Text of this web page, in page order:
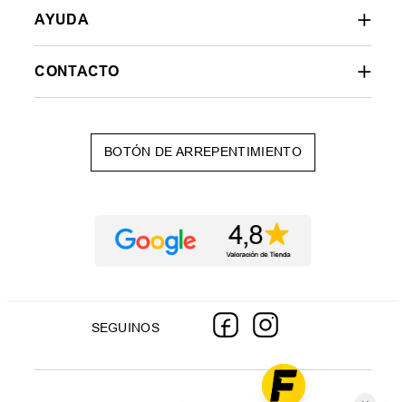
AYUDA
CONTACTO
BOTÓN DE ARREPENTIMIENTO
SEGUINOS